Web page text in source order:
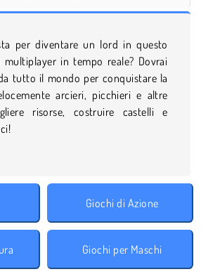
per diventare un lord in questo
in tempo reale? Dovrai
tutto il mondo per conquistare la
arcieri, picchieri e altre
risorse, costruire castelli e
Giochi di Azione
Giochi per Maschi